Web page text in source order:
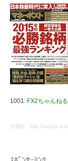
1001: FX2ちゃんねる
引用元：http://